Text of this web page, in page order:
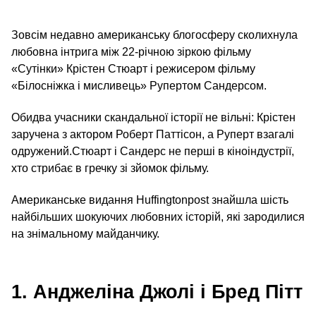
Зовсім недавно американську блогосферу сколихнула
любовна інтрига між 22-річною зіркою фільму
«Сутінки» Крістен Стюарт і режисером фільму
«Білосніжка і мисливець» Рупертом Сандерсом.
Обидва учасники скандальної історії не вільні: Крістен
заручена з актором Роберт Паттісон, а Руперт взагалі
одружений.Стюарт і Сандерс не перші в кіноіндустрії,
хто стрибає в гречку зі зйомок фільму.
Американське видання Huffingtonpost знайшла шість
найбільших шокуючих любовних історій, які зародилися
на знімальному майданчику.
1. Анджеліна Джолі і Бред Пітт